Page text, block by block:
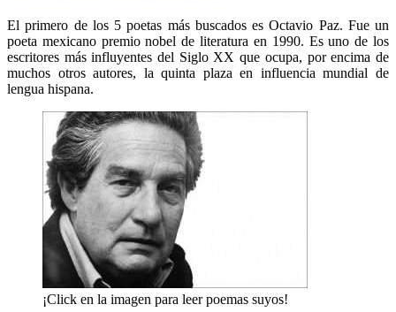
El primero de los 5 poetas más buscados es Octavio Paz. Fue un
poeta mexicano premio nobel de literatura en 1990. Es uno de los
escritores más influyentes del Siglo XX que ocupa, por encima de
muchos otros autores, la quinta plaza en influencia mundial de
lengua hispana.
¡Click en la imagen para leer poemas suyos!